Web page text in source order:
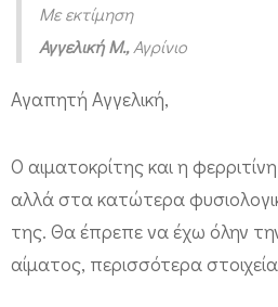
Με εκτίμηση
Αγγελική Μ.,Αγρίνιο
Αγαπητή Αγγελική,
Ο αιματοκρίτης και η
αλλά στα κατώτερα
της. Θα έπρεπε να έχω όλην
αίματος, περισσότερα